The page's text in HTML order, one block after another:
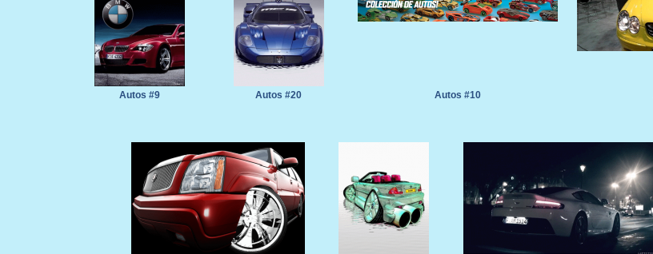
Autos #9 Autos #20 Autos #10